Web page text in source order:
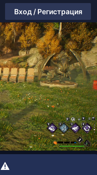
Вход / Регистрация